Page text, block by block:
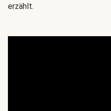
erzählt.